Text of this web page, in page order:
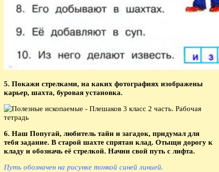
5. Покажи стрелками, на каких фотографиях изображены
карьер, шахта, буровая установка.
6. Наш Попугай, любитель тайн и загадок, придумал для
тебя задание. В старой шахте спрятан клад. Отыщи дорогу к
кладу и обозначь её стрелкой. Начни свой путь с лифта.
Путь обозначен на рисунке тонкой синей линией.